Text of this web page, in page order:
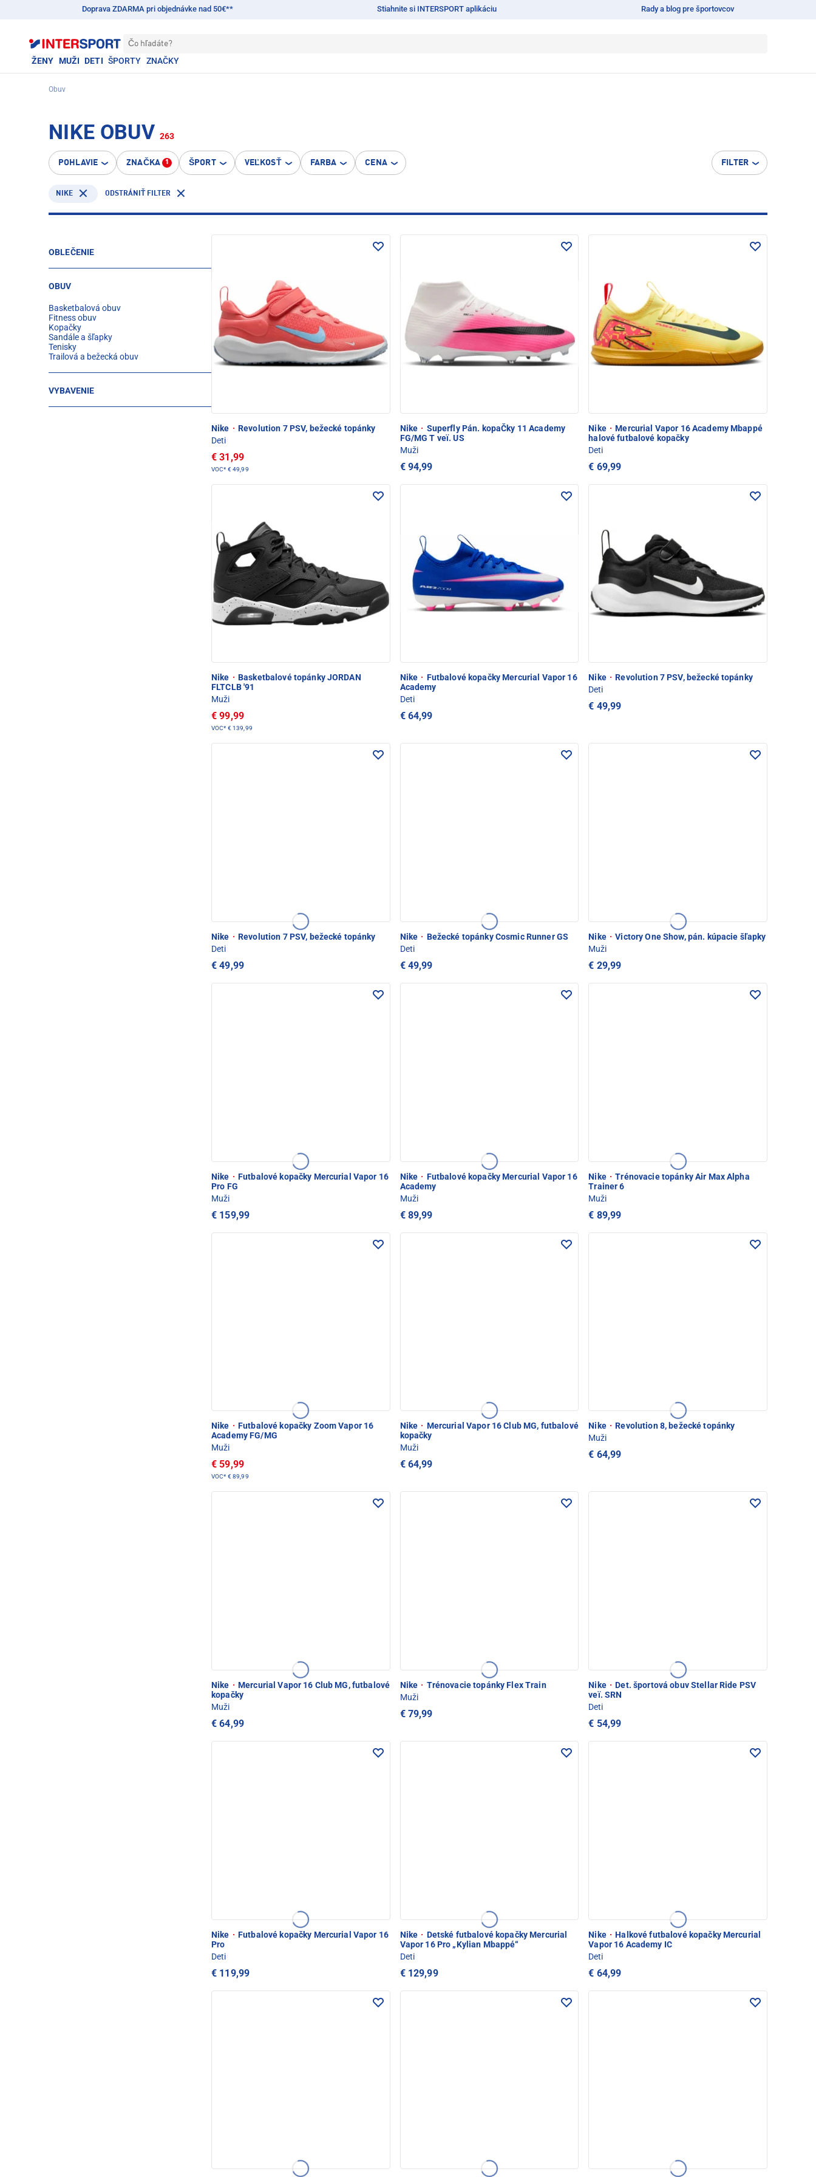
Doprava ZDARMA pri objednávke nad 50€** Stiahnite si INTERSPORT aplikáciu Rady a blog pre športovcov
Čo hľadáte?
ŽENY MUŽI DETI ŠPORTY ZNAČKY
Obuv
NIKE OBUV 263
POHLAVIE ZNAČKA 1 ŠPORT VEĽKOSŤ FARBA CENA FILTER
NIKE ODSTRÁNIŤ FILTER
OBLEČENIE
OBUV
Basketbalová obuv
Fitness obuv
Kopačky
Sandále a šľapky
Tenisky
Trailová a bežecká obuv
VYBAVENIE
Nike · Revolution 7 PSV, bežecké topánky
Deti
€ 31,99
VOC* € 49,99
Nike · Superfly Pán. kopaČky 11 Academy
FG/MG T veï. US
Muži
€ 94,99
Nike · Mercurial Vapor 16 Academy Mbappé
halové futbalové kopačky
Deti
€ 69,99
Nike · Basketbalové topánky JORDAN
FLTCLB '91
Muži
€ 99,99
VOC* € 139,99
Nike · Futbalové kopačky Mercurial Vapor 16
Academy
Deti
€ 64,99
Nike · Revolution 7 PSV, bežecké topánky
Deti
€ 49,99
Nike · Revolution 7 PSV, bežecké topánky
Deti
€ 49,99
Nike · Bežecké topánky Cosmic Runner GS
Deti
€ 49,99
Nike · Victory One Show, pán. kúpacie šľapky
Muži
€ 29,99
Nike · Futbalové kopačky Mercurial Vapor 16
Pro FG
Muži
€ 159,99
Nike · Futbalové kopačky Mercurial Vapor 16
Academy
Muži
€ 89,99
Nike · Trénovacie topánky Air Max Alpha
Trainer 6
Muži
€ 89,99
Nike · Futbalové kopačky Zoom Vapor 16
Academy FG/MG
Muži
€ 59,99
VOC* € 89,99
Nike · Mercurial Vapor 16 Club MG, futbalové
kopačky
Muži
€ 64,99
Nike · Revolution 8, bežecké topánky
Muži
€ 64,99
Nike · Mercurial Vapor 16 Club MG, futbalové
kopačky
Muži
€ 64,99
Nike · Trénovacie topánky Flex Train
Muži
€ 79,99
Nike · Det. športová obuv Stellar Ride PSV
veï. SRN
Deti
€ 54,99
Nike · Futbalové kopačky Mercurial Vapor 16
Pro
Deti
€ 119,99
Nike · Detské futbalové kopačky Mercurial
Vapor 16 Pro „Kylian Mbappé“
Deti
€ 129,99
Nike · Halkové futbalové kopačky Mercurial
Vapor 16 Academy IC
Deti
€ 64,99